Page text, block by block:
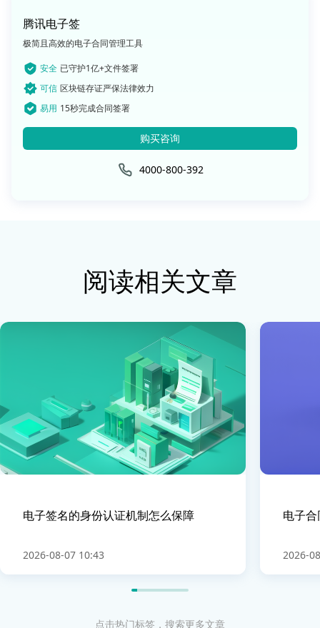
腾讯电子签
极简且高效的电子合同管理工具
安全 已守护1亿+文件签署
可信 区块链存证严保法律效力
易用 15秒完成合同签署
购买咨询
4000-800-392
阅读相关文章
电子签名的身份认证机制怎么保障
2026-08-07 10:43
电子
2026-
点击热门标签，搜索更多文章